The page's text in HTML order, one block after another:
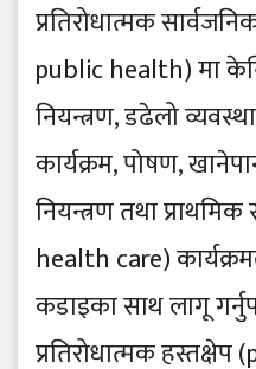
प्रतिरोधात्मक
public health) मा
नियन्त्रण, डढेलो
कार्यक्रम, पोषण,
नियन्त्रण तथा
health care)
कडाइका साथ लागू
प्रतिरोधात्मक